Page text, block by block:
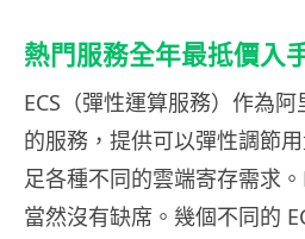
熱門服務全年最抵價入
ECS（彈性運算服務）作為
的服務，提供可以彈性調節
足各種不同的雲端寄存需求
當然沒有缺席。幾個不同的